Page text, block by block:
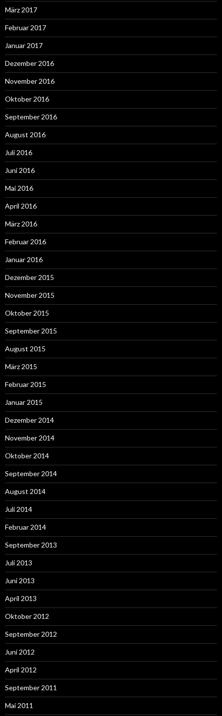
März 2017
Februar 2017
Januar 2017
Dezember 2016
November 2016
Oktober 2016
September 2016
August 2016
Juli 2016
Juni 2016
Mai 2016
April 2016
März 2016
Februar 2016
Januar 2016
Dezember 2015
November 2015
Oktober 2015
September 2015
August 2015
März 2015
Februar 2015
Januar 2015
Dezember 2014
November 2014
Oktober 2014
September 2014
August 2014
Juli 2014
Februar 2014
September 2013
Juli 2013
Juni 2013
April 2013
Oktober 2012
September 2012
Juni 2012
April 2012
September 2011
Mai 2011